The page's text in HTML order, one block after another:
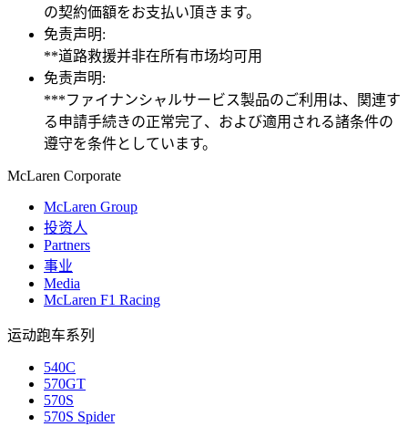
の契約価額をお支払い頂きます。
免责声明:
**道路救援并非在所有市场均可用
免责声明:
***ファイナンシャルサービス製品のご利用は、関連す
る申請手続きの正常完了、および適用される諸条件の
遵守を条件としています。
McLaren Corporate
McLaren Group
投资人
Partners
事业
Media
McLaren F1 Racing
运动跑车系列
540C
570GT
570S
570S Spider